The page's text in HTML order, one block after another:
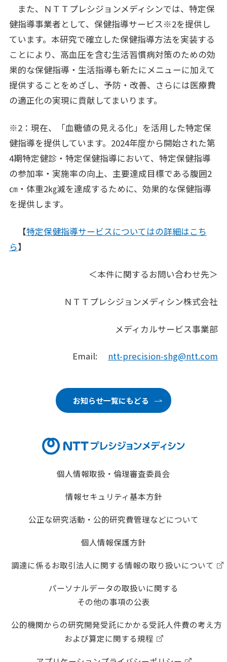
また、ＮＴＴプレシジョンメディシンでは、特定保
健指導事業者として、保健指導サービス※2を提供し
ています。本研究で確立した保健指導方法を実装する
ことにより、高血圧を含む生活習慣病対策のための効
果的な保健指導・生活指導も新たにメニューに加えて
提供することをめざし、予防・改善、さらには医療費
の適正化の実現に貢献してまいります。
※2：現在、「血糖値の見える化」を活用した特定保
健指導を提供しています。2024年度から開始された第
4期特定健診・特定保健指導において、特定保健指導
の参加率・実施率の向上、主要達成目標である腹囲2
㎝・体重2㎏減を達成するために、効果的な保健指導
を提供します。
【特定保健指導サービスについてはの詳細はこち
ら】
＜本件に関するお問い合わせ先＞
ＮＴＴプレシジョンメディシン株式会社
メディカルサービス事業部
Email: ntt-precision-shg@ntt.com
お知らせ一覧にもどる
個人情報取扱・倫理審査委員会
情報セキュリティ基本方針
公正な研究活動・公的研究費管理などについて
個人情報保護方針
調達に係るお取引法人に関する情報の取り扱いについて
パーソナルデータの取扱いに関する
その他の事項の公表
公的機関からの研究開発受託にかかる受託人件費の考え方
および算定に関する規程